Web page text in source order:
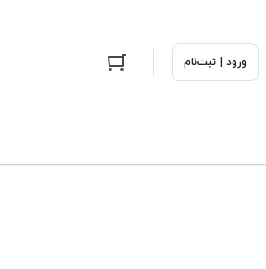
ورود | ثبت‌نام